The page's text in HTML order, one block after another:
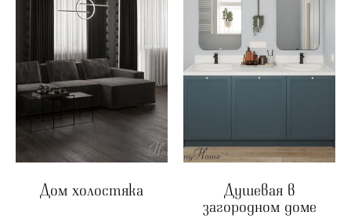
Дом холостяка Душевая в
загородном доме